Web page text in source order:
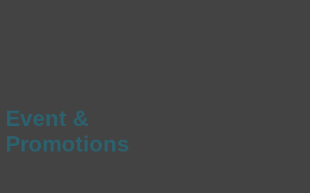
Event &
Promotions